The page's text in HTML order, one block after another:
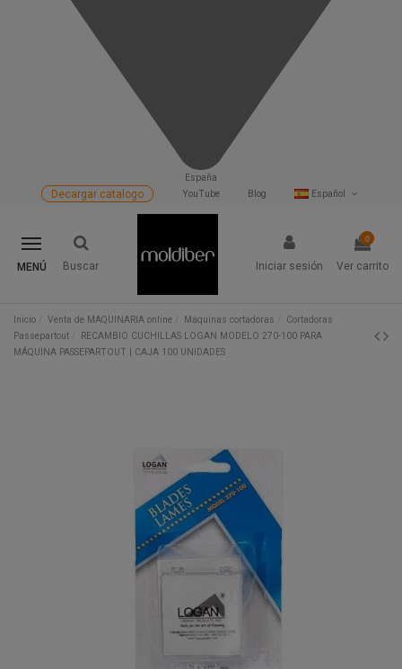
España
Español
Blog
YouTube
Decargar catalogo
MENÚ Buscar Iniciar sesión
0
Ver carrito
Inicio Venta de MAQUINARIA online Máquinas cortadoras
Cortadoras
Passepartout
RECAMBIO CUCHILLAS LOGAN MODELO 270-100 PARA
MÁQUINA PASSEPARTOUT | CAJA 100 UNIDADES